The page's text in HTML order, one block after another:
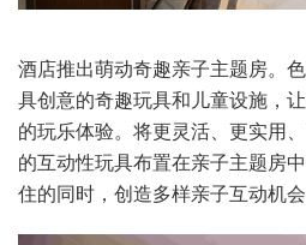
酒店推出萌动奇趣亲子主题房。
具创意的奇趣玩具和儿童设施，
的玩乐体验。将更灵活、更实用
的互动性玩具布置在亲子主题房
住的同时，创造多样亲子互动机